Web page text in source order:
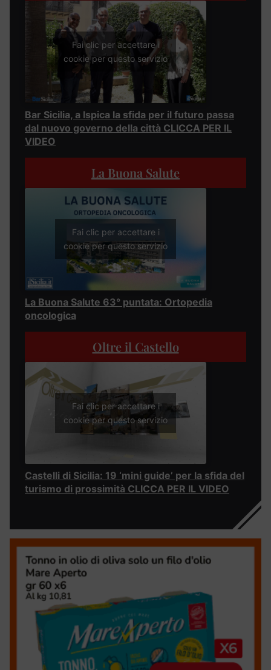
Fai clic per accettare i
cookie per questo servizio
Bar Sicilia, a Ispica la sfida per il futuro passa
dal nuovo governo della città CLICCA PER IL
VIDEO
La Buona Salute
Fai clic per accettare i
cookie per questo servizio
La Buona Salute 63° puntata: Ortopedia
oncologica
Oltre il Castello
Fai clic per accettare i
cookie per questo servizio
Castelli di Sicilia: 19 ‘mini guide’ per la sfida del
turismo di prossimità CLICCA PER IL VIDEO